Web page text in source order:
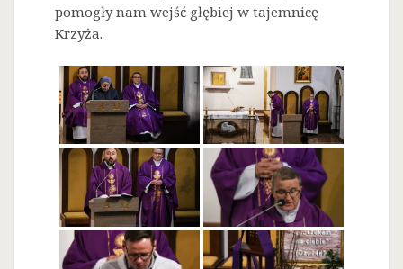
pomogły nam wejść głębiej w tajemnicę
Krzyża.